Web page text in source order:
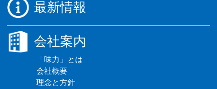
最新情報
会社案内
「味力」とは
会社概要
理念と方針